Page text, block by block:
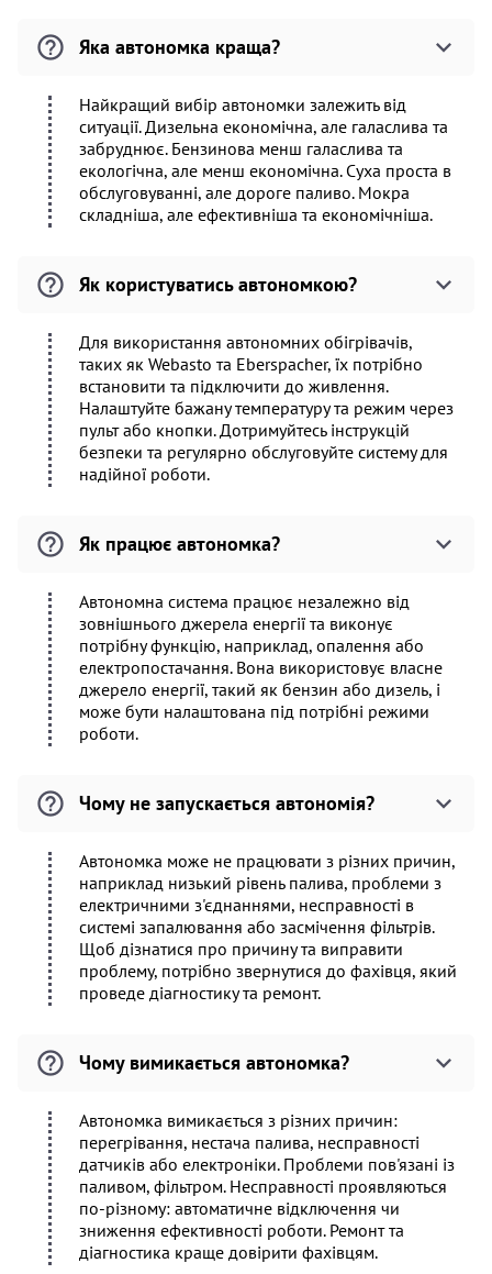
Яка автономка краща?
Найкращий вибір автономки залежить від
ситуації. Дизельна економічна, але галаслива та
забруднює. Бензинова менш галаслива та
екологічна, але менш економічна. Суха проста в
обслуговуванні, але дороге паливо. Мокра
складніша, але ефективніша та економічніша.
Як користуватись автономкою?
Для використання автономних обігрівачів,
таких як Webasto та Eberspacher, їх потрібно
встановити та підключити до живлення.
Налаштуйте бажану температуру та режим через
пульт або кнопки. Дотримуйтесь інструкцій
безпеки та регулярно обслуговуйте систему для
надійної роботи.
Як працює автономка?
Автономна система працює незалежно від
зовнішнього джерела енергії та виконує
потрібну функцію, наприклад, опалення або
електропостачання. Вона використовує власне
джерело енергії, такий як бензин або дизель, і
може бути налаштована під потрібні режими
роботи.
Чому не запускається автономія?
Автономка може не працювати з різних причин,
наприклад низький рівень палива, проблеми з
електричними з'єднаннями, несправності в
системі запалювання або засмічення фільтрів.
Щоб дізнатися про причину та виправити
проблему, потрібно звернутися до фахівця, який
проведе діагностику та ремонт.
Чому вимикається автономка?
Автономка вимикається з різних причин:
перегрівання, нестача палива, несправності
датчиків або електроніки. Проблеми пов'язані із
паливом, фільтром. Несправності проявляються
по-різному: автоматичне відключення чи
зниження ефективності роботи. Ремонт та
діагностика краще довірити фахівцям.